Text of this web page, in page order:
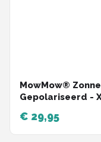
MowMow®
Gepolariseerd -
€ 29,95